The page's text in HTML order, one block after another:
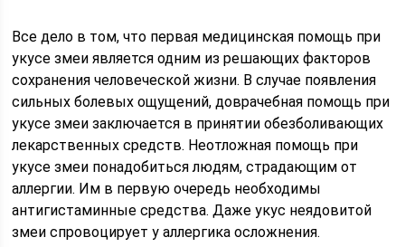
Все дело в том, что первая медицинская помощь при
укусе змеи является одним из решающих факторов
сохранения человеческой жизни. В случае появления
сильных болевых ощущений, доврачебная помощь при
укусе змеи заключается в принятии обезболивающих
лекарственных средств. Неотложная помощь при
укусе змеи понадобиться людям, страдающим от
аллергии. Им в первую очередь необходимы
антигистаминные средства. Даже укус неядовитой
змеи спровоцирует у аллергика осложнения.